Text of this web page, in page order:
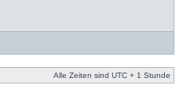
Alle Zeiten sind UTC + 1 Stunde